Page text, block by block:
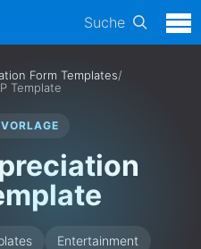
Suche
Form Templates/
Template
Entertainment